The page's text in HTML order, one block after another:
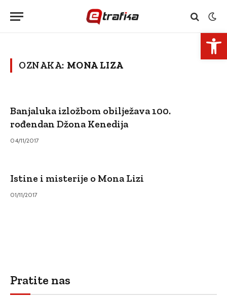
OZNAKA: MONA LIZA
Banjaluka izložbom obilježava 100.
rođendan Džona Kenedija
04/11/2017
Istine i misterije o Mona Lizi
01/11/2017
Pratite nas